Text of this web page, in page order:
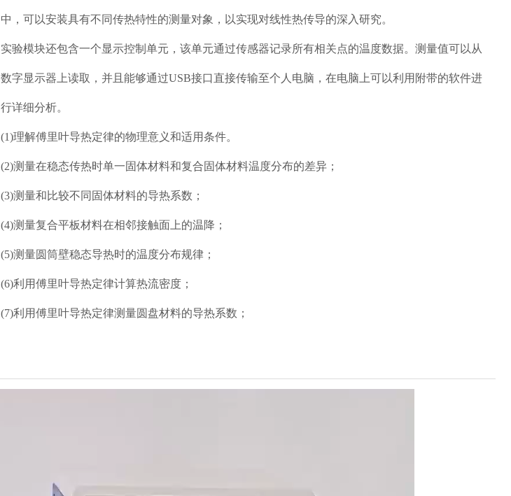
中，可以安装具有不同传热特性的测量对象，以实现对线性热传导的深入研究。
实验模块还包含一个显示控制单元，该单元通过传感器记录所有相关点的温度数据。测量值可以从
数字显示器上读取，并且能够通过USB接口直接传输至个人电脑，在电脑上可以利用附带的软件进
行详细分析。
(1)理解傅里叶导热定律的物理意义和适用条件。
(2)测量在稳态传热时单一固体材料和复合固体材料温度分布的差异；
(3)测量和比较不同固体材料的导热系数；
(4)测量复合平板材料在相邻接触面上的温降；
(5)测量圆筒壁稳态导热时的温度分布规律；
(6)利用傅里叶导热定律计算热流密度；
(7)利用傅里叶导热定律测量圆盘材料的导热系数；